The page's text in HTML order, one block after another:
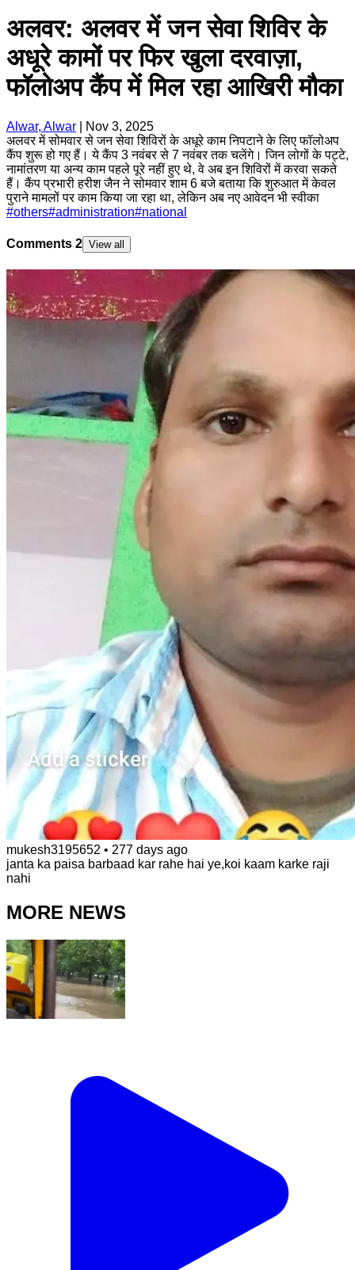
अलवर: अलवर में जन सेवा शिविर के
अधूरे कामों पर फिर खुला दरवाज़ा,
फॉलोअप कैंप में मिल रहा आखिरी मौका
Alwar, Alwar
Nov 3, 2025
अलवर में सोमवार से जन सेवा शिविरों के अधूरे काम निपटाने के लिए फॉलोअप
कैंप शुरू हो गए हैं। ये कैंप 3 नवंबर से 7 नवंबर तक चलेंगे। जिन लोगों के पट्टे,
नामांतरण या अन्य काम पहले पूरे नहीं हुए थे, वे अब इन शिविरों में करवा सकते
हैं। कैंप प्रभारी हरीश जैन ने सोमवार शाम 6 बजे बताया कि शुरुआत में केवल
पुराने मामलों पर काम किया जा रहा था, लेकिन अब नए आवेदन भी स्वीका
#others#administration#national
Comments 2 View all
mukesh3195652 • 277 days ago
janta ka paisa barbaad kar rahe hai ye,koi kaam karke raji
nahi
MORE NEWS